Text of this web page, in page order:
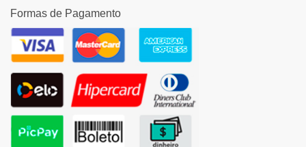
Formas de Pagamento